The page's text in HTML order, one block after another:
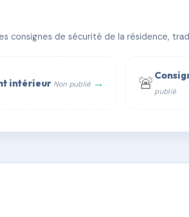
de sécurité de la résidence,
intérieur Non publié → 🚨 publié
🇫🇷